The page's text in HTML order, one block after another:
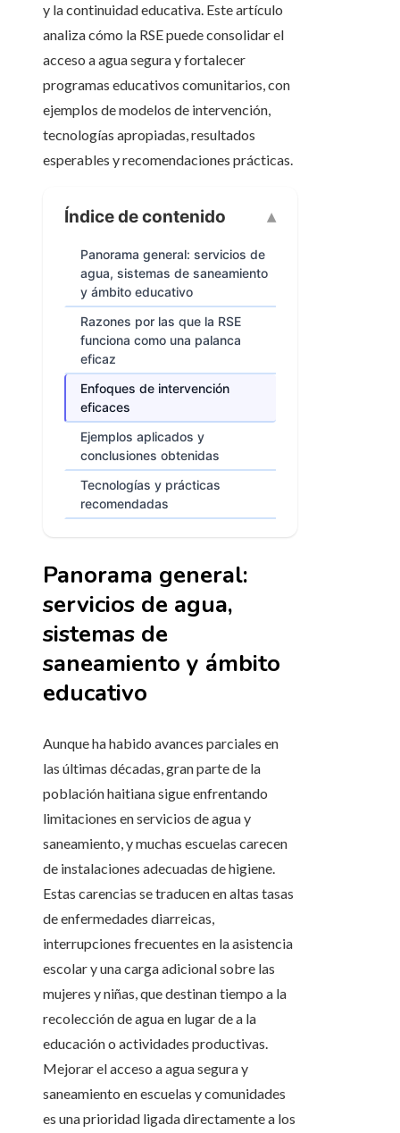
y la continuidad educativa. Este artículo
analiza cómo la RSE puede consolidar el
acceso a agua segura y fortalecer
programas educativos comunitarios, con
ejemplos de modelos de intervención,
tecnologías apropiadas, resultados
esperables y recomendaciones prácticas.
Índice de contenido
Panorama general: servicios de
agua, sistemas de saneamiento
y ámbito educativo
Razones por las que la RSE
funciona como una palanca
eficaz
Enfoques de intervención
eficaces
Ejemplos aplicados y
conclusiones obtenidas
Tecnologías y prácticas
recomendadas
Panorama general:
servicios de agua,
sistemas de
saneamiento y ámbito
educativo
Aunque ha habido avances parciales en
las últimas décadas, gran parte de la
población haitiana sigue enfrentando
limitaciones en servicios de agua y
saneamiento, y muchas escuelas carecen
de instalaciones adecuadas de higiene.
Estas carencias se traducen en altas tasas
de enfermedades diarreicas,
interrupciones frecuentes en la asistencia
escolar y una carga adicional sobre las
mujeres y niñas, que destinan tiempo a la
recolección de agua en lugar de a la
educación o actividades productivas.
Mejorar el acceso a agua segura y
saneamiento en escuelas y comunidades
es una prioridad ligada directamente a los